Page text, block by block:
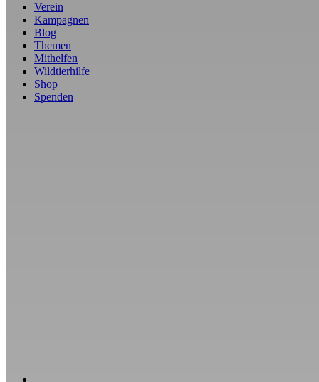
Verein
Kampagnen
Blog
Themen
Mithelfen
Wildtierhilfe
Shop
Spenden